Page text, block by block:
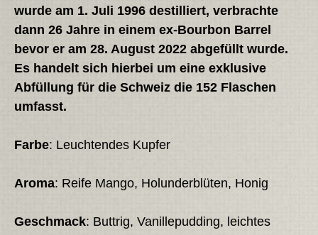
wurde am 1. Juli 1996 destilliert, verbrachte
dann 26 Jahre in einem ex-Bourbon Barrel
bevor er am 28. August 2022 abgefüllt wurde.
Es handelt sich hierbei um eine exklusive
Abfüllung für die Schweiz die 152 Flaschen
umfasst.
Farbe: Leuchtendes Kupfer
Aroma: Reife Mango, Holunderblüten, Honig
Geschmack: Buttrig, Vanillepudding, leichtes